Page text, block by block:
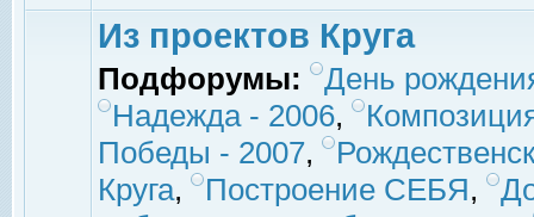
Из проектов Круга
Подфорумы:
День
Надежда - 2006,
Победы - 2007,
Круга, Построение СЕБЯ,